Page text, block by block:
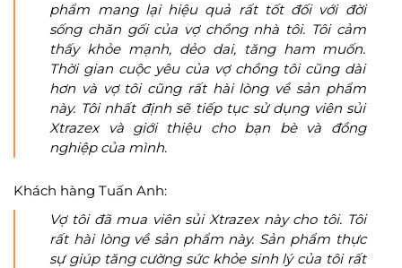
phẩm mang lại hiệu quả rất tốt đối với đời
sống chăn gối của vợ chồng nhà tôi. Tôi cảm
thấy khỏe mạnh, dẻo dai, tăng ham muốn.
Thời gian cuộc yêu của vợ chồng tôi cũng dài
hơn và vợ tôi cũng rất hài lòng về sản phẩm
này. Tôi nhất định sẽ tiếp tục sử dụng viên sủi
Xtrazex và giới thiệu cho bạn bè và đồng
nghiệp của mình.
Khách hàng Tuấn Anh:
Vợ tôi đã mua viên sủi Xtrazex này cho tôi. Tôi
rất hài lòng về sản phẩm này. Sản phẩm thực
sự giúp tăng cường sức khỏe sinh lý của tôi rất